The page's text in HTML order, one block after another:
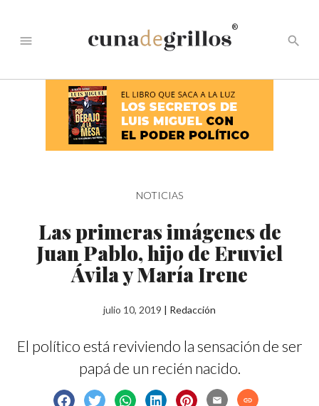
menu
®
search
NOTICIAS
Las primeras imágenes de
Juan Pablo, hijo de Eruviel
Ávila y María Irene
julio 10, 2019 | Redacción
El político está reviviendo la sensación de ser
papá de un recién nacido.
email link